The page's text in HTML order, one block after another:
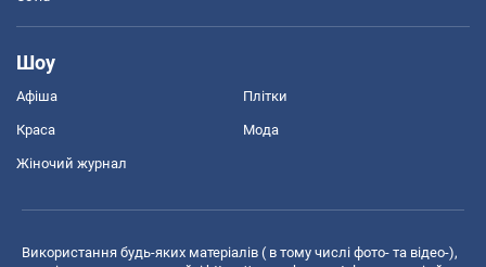
Шоу
Афіша Плітки
Краса Мода
Жіночий журнал
Використання будь-яких матеріалів ( в тому числі фото- та відео-),